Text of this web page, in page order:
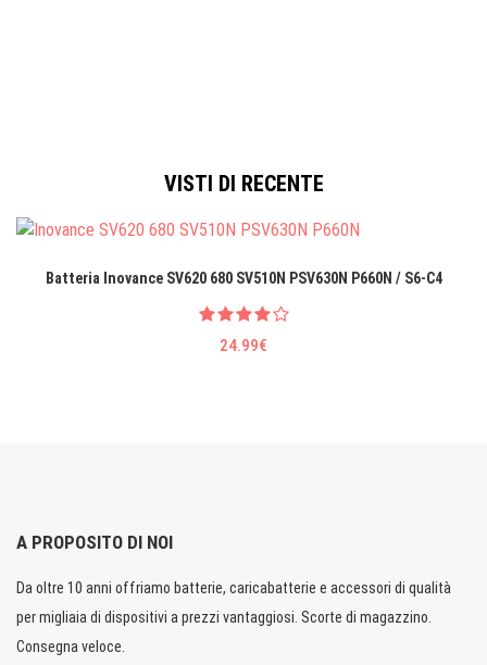
VISTI DI RECENTE
Batteria Inovance SV620 680 SV510N PSV630N P660N / S6-C4
24.99€
A PROPOSITO DI NOI
Da oltre 10 anni offriamo batterie, caricabatterie e accessori di qualità
per migliaia di dispositivi a prezzi vantaggiosi. Scorte di magazzino.
Consegna veloce.